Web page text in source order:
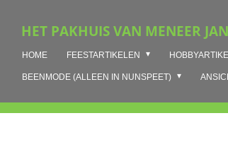
direct
hoofdinhoud
HET PAKHUIS VAN MENEER JAN
HOME FEESTARTIKELEN
BEENMODE (ALLEEN IN NUNSPEET)